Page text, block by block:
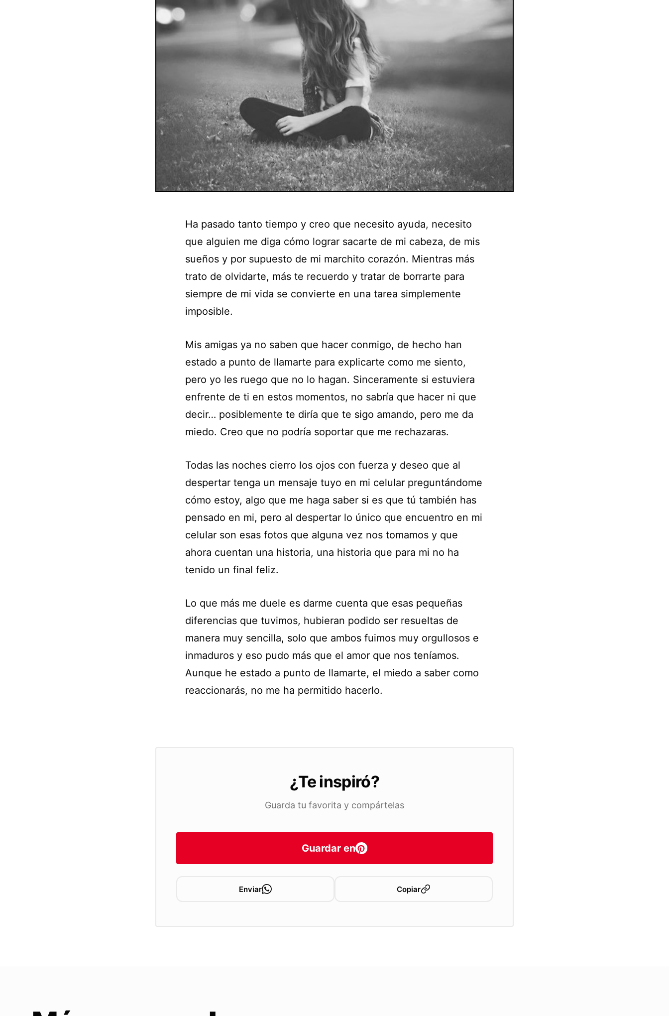
Ha pasado tanto tiempo y creo que necesito ayuda, necesito
que alguien me diga cómo lograr sacarte de mi cabeza, de mis
sueños y por supuesto de mi marchito corazón. Mientras más
trato de olvidarte, más te recuerdo y tratar de borrarte para
siempre de mi vida se convierte en una tarea simplemente
imposible.
Mis amigas ya no saben que hacer conmigo, de hecho han
estado a punto de llamarte para explicarte como me siento,
pero yo les ruego que no lo hagan. Sinceramente si estuviera
enfrente de ti en estos momentos, no sabría que hacer ni que
decir… posiblemente te diría que te sigo amando, pero me da
miedo. Creo que no podría soportar que me rechazaras.
Todas las noches cierro los ojos con fuerza y deseo que al
despertar tenga un mensaje tuyo en mi celular preguntándome
cómo estoy, algo que me haga saber si es que tú también has
pensado en mi, pero al despertar lo único que encuentro en mi
celular son esas fotos que alguna vez nos tomamos y que
ahora cuentan una historia, una historia que para mi no ha
tenido un final feliz.
Lo que más me duele es darme cuenta que esas pequeñas
diferencias que tuvimos, hubieran podido ser resueltas de
manera muy sencilla, solo que ambos fuimos muy orgullosos e
inmaduros y eso pudo más que el amor que nos teníamos.
Aunque he estado a punto de llamarte, el miedo a saber como
reaccionarás, no me ha permitido hacerlo.
¿Te inspiró?
Guarda tu favorita y compártelas
Guardar en
Enviar Copiar